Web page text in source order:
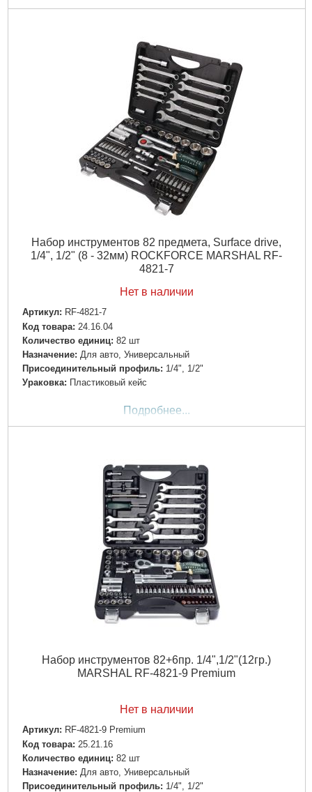
Набор инструментов 82 предмета, Surface drive,
1/4", 1/2" (8 - 32мм) ROCKFORCE MARSHAL RF-
4821-7
Нет в наличии
Артикул: RF-4821-7
Код товара: 24.16.04
Количество единиц: 82 шт
Назначение: Для авто, Универсальный
Пpиcoeдинитeльный пpoфиль: 1/4", 1/2"
Ураковка: Пластиковый кейс
Подробнее...
Набор инструментов 82+6пр. 1/4",1/2"(12гр.)
MARSHAL RF-4821-9 Premium
Нет в наличии
Артикул: RF-4821-9 Premium
Код товара: 25.21.16
Количество единиц: 82 шт
Назначение: Для авто, Универсальный
Пpиcoeдинитeльный пpoфиль: 1/4", 1/2"